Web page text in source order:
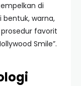
di
warna,
favorit
Smile”.